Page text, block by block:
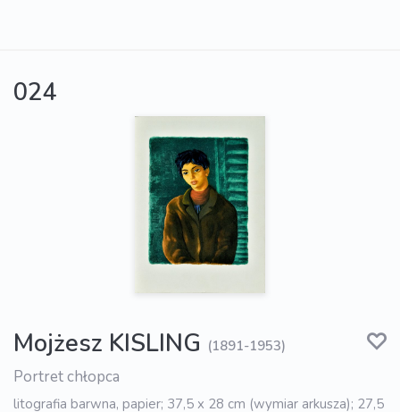
024
Mojżesz KISLING (1891-1953)
Portret chłopca
litografia barwna, papier; 37,5 x 28 cm (wymiar arkusza); 27,5